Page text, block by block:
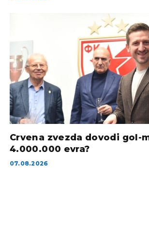
Crvena zvezda dovodi gol-
4.000.000 evra?
07.08.2026